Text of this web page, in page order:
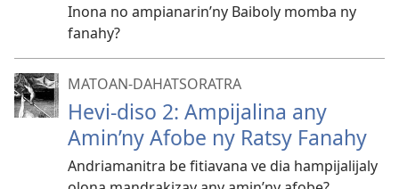
Inona no ampianarin’ny Baiboly momba ny
fanahy?
MATOAN-DAHATSORATRA
Hevi-diso 2: Ampijalina any
Amin’ny Afobe ny Ratsy Fanahy
Andriamanitra be fitiavana ve dia hampijalijaly